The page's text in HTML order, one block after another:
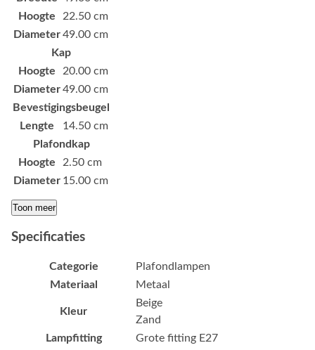
Hoogte
22.50 cm
Diameter49.00 cm
Kap
Hoogte
20.00 cm
Diameter49.00 cm
Bevestigingsbeugel
Lengte
14.50 cm
Plafondkap
Hoogte
2.50 cm
Diameter 15.00 cm
Toon meer
Specificaties
Categorie
Plafondlampen
Materiaal
Metaal
Kleur
Beige
Zand
Lampfitting
Grote fitting E27